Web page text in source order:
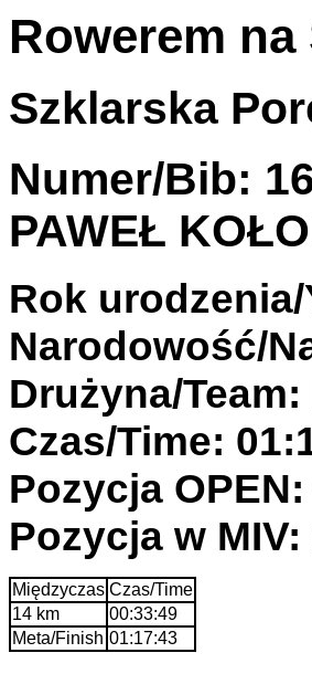
Rowerem na
Szklarska
Numer/Bib:
PAWEŁ
Rok
Narodowość/
Drużyna/
Czas/Time:
Pozycja OPEN:
Pozycja w MIV:
Międzyczas Czas/Time
14 km
00:33:49
Meta/Finish 01:17:43